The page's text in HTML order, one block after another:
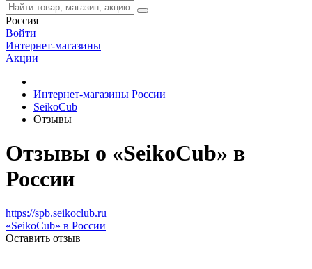
Россия
Войти
Интернет-магазины
Акции
Интернет-магазины России
SeikoCub
Отзывы
Отзывы о «SeikoCub» в
России
https://spb.seikoclub.ru
«SeikoCub» в России
Оставить отзыв